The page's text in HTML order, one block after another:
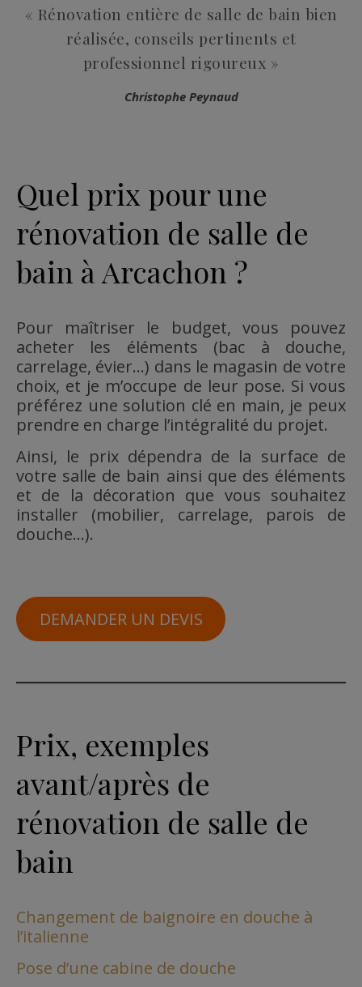
« Rénovation entière de salle de bain bien
réalisée, conseils pertinents et
professionnel rigoureux »
Christophe Peynaud
Quel prix pour une
rénovation de salle de
bain à Arcachon ?
Pour maîtriser le budget, vous pouvez
acheter les éléments (bac à douche,
carrelage, évier…) dans le magasin de votre
choix, et je m’occupe de leur pose. Si vous
préférez une solution clé en main, je peux
prendre en charge l’intégralité du projet.
Ainsi, le prix dépendra de la surface de
votre salle de bain ainsi que des éléments
et de la décoration que vous souhaitez
installer (mobilier, carrelage, parois de
douche…).
DEMANDER UN DEVIS
Prix, exemples
avant/après de
rénovation de salle de
bain
Changement de baignoire en douche à
l’italienne
Pose d’une cabine de douche